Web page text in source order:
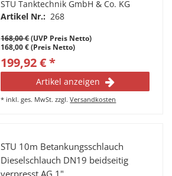
STU Tanktechnik GmbH & Co. KG
Artikel Nr.: 268
168,00 €(UVP Preis Netto)
168,00 € (Preis Netto)
199,92 € *
Artikel anzeigen
* inkl. ges. MwSt. zzgl.Versandkosten
STU 10m Betankungsschlauch
Dieselschlauch DN19 beidseitig